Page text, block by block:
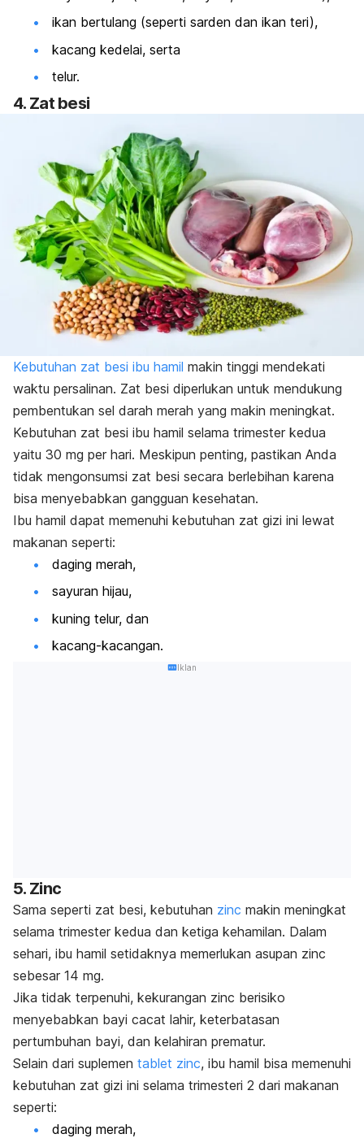
ikan bertulang (seperti sarden dan ikan teri),
kacang kedelai, serta
telur.
4. Zat besi
Kebutuhan zat besi ibu hamil makin tinggi mendekati
waktu persalinan. Zat besi diperlukan untuk mendukung
pembentukan sel darah merah yang makin meningkat.
Kebutuhan zat besi ibu hamil selama trimester kedua
yaitu 30 mg per hari. Meskipun penting, pastikan Anda
tidak mengonsumsi zat besi secara berlebihan karena
bisa menyebabkan gangguan kesehatan.
Ibu hamil dapat memenuhi kebutuhan zat gizi ini lewat
makanan seperti:
daging merah,
sayuran hijau,
kuning telur, dan
kacang-kacangan.
Iklan
5. Zinc
Sama seperti zat besi, kebutuhan zinc makin meningkat
selama trimester kedua dan ketiga kehamilan. Dalam
sehari, ibu hamil setidaknya memerlukan asupan zinc
sebesar 14 mg.
Jika tidak terpenuhi, kekurangan zinc berisiko
menyebabkan bayi cacat lahir, keterbatasan
pertumbuhan bayi, dan kelahiran prematur.
Selain dari suplemen tablet zinc, ibu hamil bisa memenuhi
kebutuhan zat gizi ini selama trimesteri 2 dari makanan
seperti:
daging merah,